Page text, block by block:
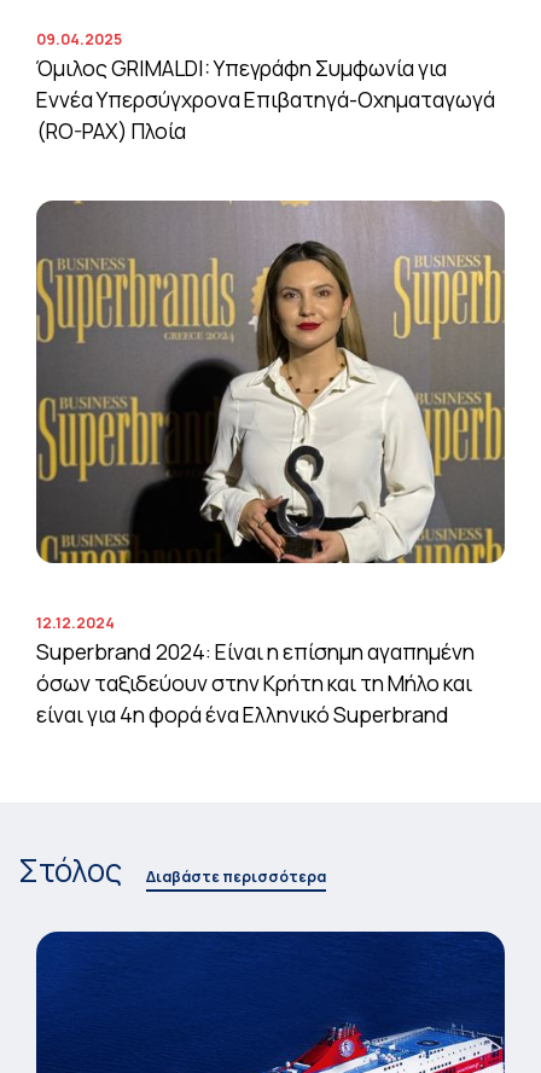
09.04.2025
Όμιλος GRIMALDI: Υπεγράφη Συμφωνία για
Εννέα Υπερσύγχρονα Επιβατηγά-Οχηματαγωγά
(RO-PAX) Πλοία
12.12.2024
Superbrand 2024: Είναι η επίσημη αγαπημένη
όσων ταξιδεύουν στην Κρήτη και τη Μήλο και
είναι για 4η φορά ένα Ελληνικό Superbrand
Στόλος Διαβάστε περισσότερα